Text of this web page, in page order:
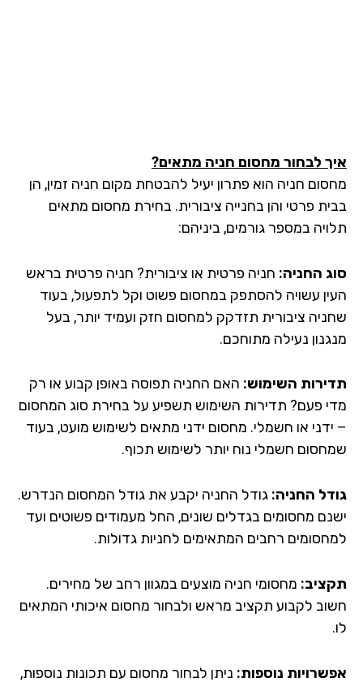
לבחור מחסום חניה מתאים?
חניה הוא פתרון יעיל להבטחת מקום חניה זמין, הן
פרטי והן בחנייה ציבורית. בחירת מחסום מתאים
במספר גורמים, ביניהם:
החניה:חניה פרטית או ציבורית? חניה פרטית בראש
עשויה להסתפק במחסום פשוט וקל לתפעול, בעוד
ציבורית תזדקק למחסום חזק ועמיד יותר, בעל
נעילה מתוחכם.
השימוש:האם החניה תפוסה באופן קבוע או רק
פעם? תדירות השימוש תשפיע על בחירת סוג המחסום
או חשמלי. מחסום ידני מתאים לשימוש מועט, בעוד
חשמלי נוח יותר לשימוש תכוף.
החניה:גודל החניה יקבע את גודל המחסום הנדרש.
מחסומים בגדלים שונים, החל מעמודים פשוטים ועד
רחבים המתאימים לחניות גדולות.
מחסומי חניה מוצעים במגוון רחב של מחירים.
לקבוע תקציב מראש ולבחור מחסום איכותי המתאים
נוספות:ניתן לבחור מחסום עם תכונות נוספות,